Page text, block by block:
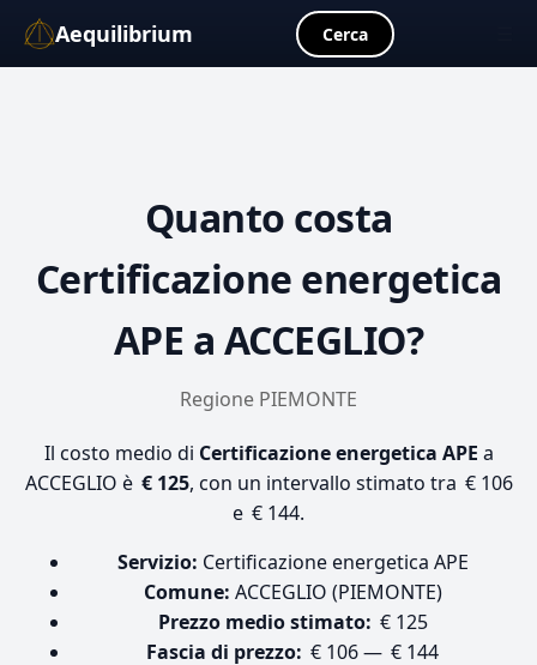
Aequilibrium Cerca
Quanto costa
Certificazione energetica
APE a ACCEGLIO?
Regione PIEMONTE
Il costo medio di Certificazione energetica APE a
ACCEGLIO è € 125, con un intervallo stimato tra € 106
e € 144.
Servizio: Certificazione energetica APE
Comune: ACCEGLIO (PIEMONTE)
Prezzo medio stimato: € 125
Fascia di prezzo: € 106 — € 144